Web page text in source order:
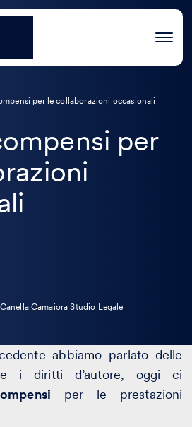
per le collaborazioni occasionali
per
Camaiora Studio Legale
abbiamo parlato delle
i diritti d’autore, oggi ci
per le prestazioni